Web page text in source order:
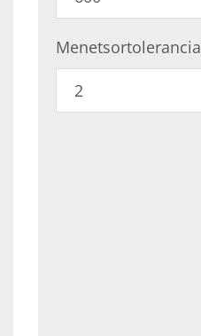
Menetsortolerancia